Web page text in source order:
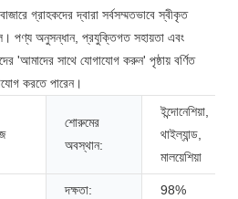
গ্রাহকদের দ্বারা সর্বসম্মতভাবে স্বীকৃত
পণ্য অনুসন্ধান, প্রযুক্তিগত সহায়তা এবং
'আমাদের সাথে যোগাযোগ করুন' পৃষ্ঠায় বর্ণিত
করতে পারেন।
শোরুমের
অবস্থান:
ইন্দোনেশিয়া,
থাইল্যান্ড,
মালয়েশিয়া
দক্ষতা: 98%